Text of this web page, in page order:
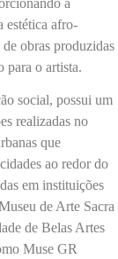
estética afro-
obras produzidas
para o artista.
social, possui um
realizadas no
que
ao redor do
em instituições
de Arte Sacra
de Belas Artes
Muse GR